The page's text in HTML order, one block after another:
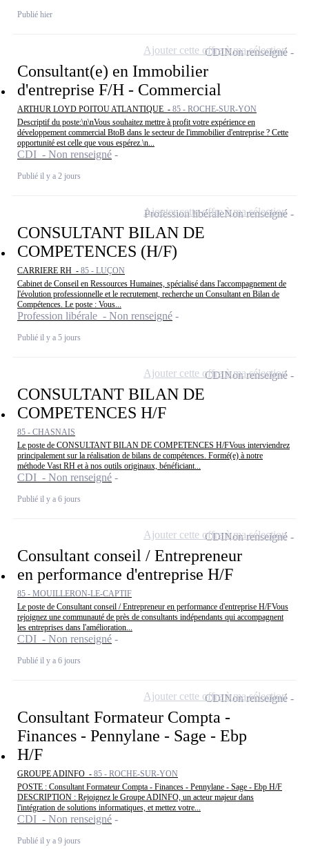
Publié hier
Consultant(e) en Immobilier
d'entreprise F/H - Commercial
ARTHUR LOYD POITOU ATLANTIQUE - 85 - ROCHE-SUR-YON
Descriptif du poste:\n\nVous souhaitez mettre à profit votre expérience en
développement commercial BtoB dans le secteur de l'immobilier d'entreprise ? Cette
opportunité est celle que vous espérez.\n...
CDI - Non renseigné
Publié il y a 2 jours
CDINon renseigné
Ajouter cette offre à ma sélection
CONSULTANT BILAN DE
COMPETENCES (H/F)
CARRIERE RH - 85 - LUÇON
Cabinet de Conseil en Ressources Humaines, spécialisé dans l'accompagnement de
l'évolution professionnelle et le recrutement, recherche un Consultant en Bilan de
Compétences. Le poste : Vous...
Profession libérale - Non renseigné
Publié il y a 5 jours
Profession libéraleNon renseigné
Ajouter cette offre à ma sélection
CONSULTANT BILAN DE
COMPETENCES H/F
85 - CHASNAIS
Le poste de CONSULTANT BILAN DE COMPETENCES H/FVous interviendrez
principalement sur la réalisation de bilans de compétences. Formé(e) à notre
méthode Vast RH et à nos outils originaux, bénéficiant...
CDI - Non renseigné
Publié il y a 6 jours
CDINon renseigné
Ajouter cette offre à ma sélection
Consultant conseil / Entrepreneur
en performance d'entreprise H/F
85 - MOUILLERON-LE-CAPTIF
Le poste de Consultant conseil / Entrepreneur en performance d'entreprise H/FVous
rejoignez une communauté de près de consultants indépendants qui accompagnent
les entreprises dans l'amélioration...
CDI - Non renseigné
Publié il y a 6 jours
CDINon renseigné
Ajouter cette offre à ma sélection
Consultant Formateur Compta -
Finances - Pennylane - Sage - Ebp
H/F
GROUPE ADINFO - 85 - ROCHE-SUR-YON
POSTE : Consultant Formateur Compta - Finances - Pennylane - Sage - Ebp H/F
DESCRIPTION : Rejoignez le Groupe ADINFO, un acteur majeur dans
l'intégration de solutions informatiques, et mettez votre...
CDI - Non renseigné
Publié il y a 9 jours
CDINon renseigné
Ajouter cette offre à ma sélection